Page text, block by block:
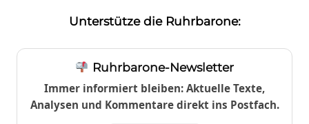
Unterstütze die Ruhrbarone:
Ruhrbarone-Newsletter
Immer informiert bleiben: Aktuelle Texte,
Analysen und Kommentare direkt ins Postfach.